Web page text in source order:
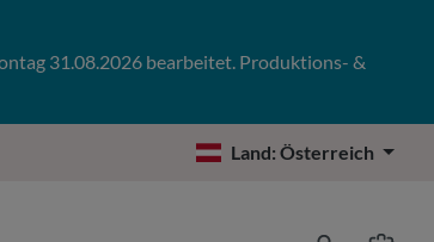
31.08.2026 bearbeitet. Produktions- &
Land:Österreich